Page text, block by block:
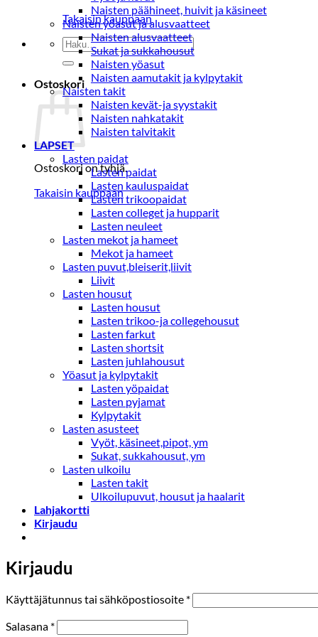
Takaisin kauppaan
Etsi:
Ostoskori
Ostoskori on tyhjä.
Takaisin kauppaan
Naisten päähineet, huivit ja käsineet
Naisten yöasut ja alusvaatteet
Naisten alusvaatteet
Sukat ja sukkahousut
Naisten yöasut
Naisten aamutakit ja kylpytakit
Naisten takit
Naisten kevät-ja syystakit
Naisten nahkatakit
Naisten talvitakit
LAPSET
Lasten paidat
Lasten paidat
Lasten kauluspaidat
Lasten trikoopaidat
Lasten colleget ja hupparit
Lasten neuleet
Lasten mekot ja hameet
Mekot ja hameet
Lasten puvut,bleiserit,liivit
Liivit
Lasten housut
Lasten housut
Lasten trikoo-ja collegehousut
Lasten farkut
Lasten shortsit
Lasten juhlahousut
Yöasut ja kylpytakit
Lasten yöpaidat
Lasten pyjamat
Kylpytakit
Lasten asusteet
Vyöt, käsineet,pipot, ym
Sukat, sukkahousut, ym
Lasten ulkoilu
Lasten takit
Ulkoilupuvut, housut ja haalarit
Lahjakortti
Kirjaudu
Kirjaudu
Käyttäjätunnus tai sähköpostiosoite *Vaaditaan
Salasana *Vaaditaan